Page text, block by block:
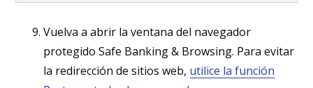
Vuelva a abrir la ventana del navegador
protegido Safe Banking & Browsing. Para evitar
la redirección de sitios web, utilice la función